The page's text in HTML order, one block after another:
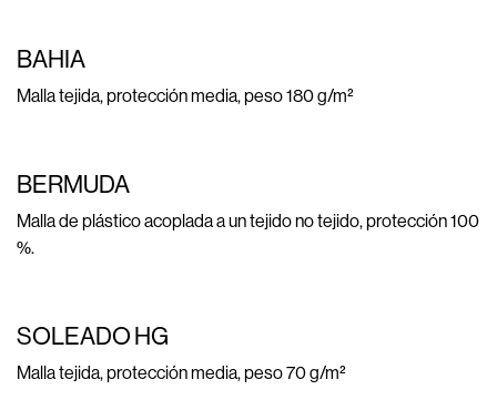
BAHIA
Malla tejida, protección media, peso 180 g/m²
BERMUDA
Malla de plástico acoplada a un tejido no tejido, protección 100
%.
SOLEADO HG
Malla tejida, protección media, peso 70 g/m²